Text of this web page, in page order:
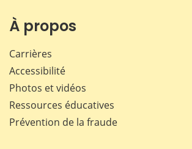
À propos
Carrières
Accessibilité
Photos et vidéos
Ressources éducatives
Prévention de la fraude